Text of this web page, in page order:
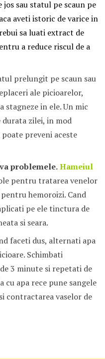
sau statul pe scaun pe
aveti istoric de varice in
sa luati extract de
a reduce riscul de a
prelungit pe scaun sau
ale picioarelor,
stagneze in ele. Un mic
zilei, in mod
preveni aceste
problemele. Hameiul
pentru tratarea venelor
hemoroizi. Cand
pe ele tinctura de
si seara.
faceti dus, alternati apa
Schimbati
3 minute si repetati de
cu apa rece pune sangele
contractarea vaselor de